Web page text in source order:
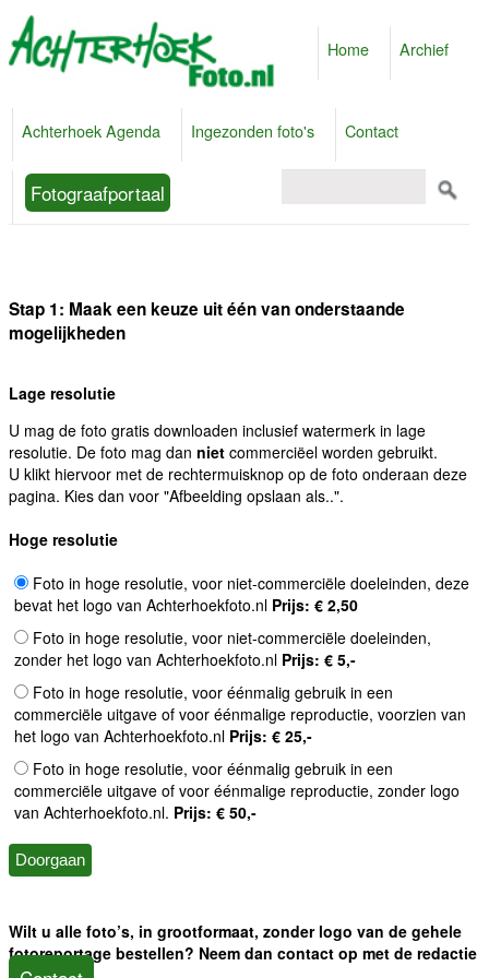
Home Archief
Achterhoek Agenda Ingezonden foto's Contact
Fotograafportaal
Stap 1: Maak een keuze uit één van onderstaande
mogelijkheden
Lage resolutie
U mag de foto gratis downloaden inclusief watermerk in lage
resolutie. De foto mag dan niet commerciëel worden gebruikt.
U klikt hiervoor met de rechtermuisknop op de foto onderaan deze
pagina. Kies dan voor "Afbeelding opslaan als..".
Hoge resolutie
Foto in hoge resolutie, voor niet-commerciële doeleinden, deze
bevat het logo van Achterhoekfoto.nl Prijs: € 2,50
Foto in hoge resolutie, voor niet-commerciële doeleinden,
zonder het logo van Achterhoekfoto.nl Prijs: € 5,-
Foto in hoge resolutie, voor éénmalig gebruik in een
commerciële uitgave of voor éénmalige reproductie, voorzien van
het logo van Achterhoekfoto.nl Prijs: € 25,-
Foto in hoge resolutie, voor éénmalig gebruik in een
commerciële uitgave of voor éénmalige reproductie, zonder logo
van Achterhoekfoto.nl. Prijs: € 50,-
Wilt u alle foto’s, in grootformaat, zonder logo van de gehele
fotoreportage bestellen? Neem dan contact op met de redactie